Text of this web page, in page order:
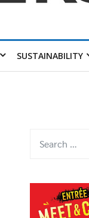
SUSTAINABILITY